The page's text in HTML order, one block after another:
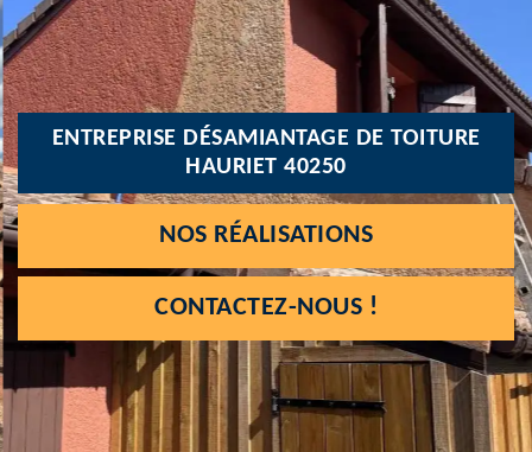
ENTREPRISE DÉSAMIANTAGE DE TOITURE
HAURIET 40250
NOS RÉALISATIONS
CONTACTEZ-NOUS !